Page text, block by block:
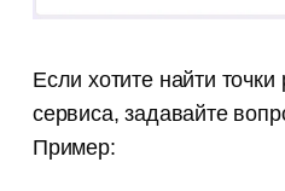
Если хотите найти точки
сервиса, задавайте
Пример: